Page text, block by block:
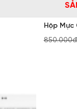
Hộp Mực
850.000đ